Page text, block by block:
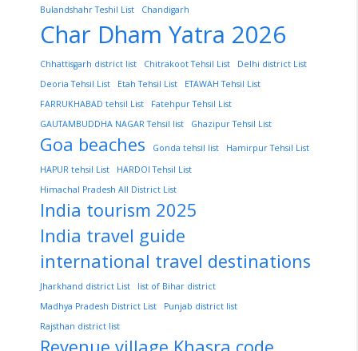
Bulandshahr Teshil List
Chandigarh
Char Dham Yatra 2026
Chhattisgarh district list Chitrakoot Tehsil List
Delhi district List
Deoria Tehsil List
Etah Tehsil List
ETAWAH Tehsil List
FARRUKHABAD tehsil List
Fatehpur Tehsil List
GAUTAMBUDDHA NAGAR Tehsil list
Ghazipur Tehsil List
Goa beaches Gonda tehsil list
Hamirpur Tehsil List
HAPUR tehsil List
HARDOI Tehsil List
Himachal Pradesh All District List
India tourism 2025
India travel guide
international travel destinations
Jharkhand district List
list of Bihar district
Madhya Pradesh District List
Punjab district list
Rajsthan district list